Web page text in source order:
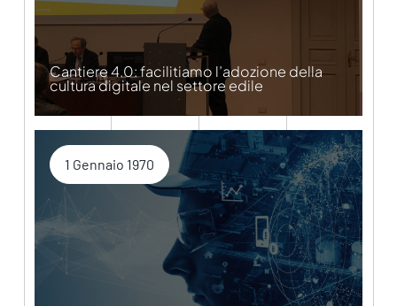
Cantiere 4.0: facilitiamo l’adozione della
cultura digitale nel settore edile
1 Gennaio 1970